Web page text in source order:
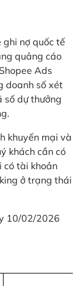
nợ quốc tế
quảng cáo
Ads
doanh số xét
số dự thưởng
khuyến mại và
khách cần có
có tài khoản
ở trạng thái
10/02/2026